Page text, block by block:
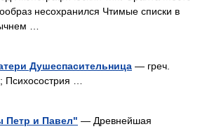
несохранился Чтимые списки в
…
Душеспасительница — греч.
Психосострия …
Петр и Павел" — Древнейшая